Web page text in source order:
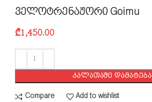
ველოტრენაჟორი Goimu
₾1,450.00
ᲙᲐᲚᲐᲗᲐᲨᲘ ᲓᲐᲛᲐᲢᲔᲑᲐ
Compare Add to wishlist